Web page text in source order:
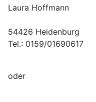
Laura Hoffmann
54426 Heidenburg
Tel.: 0159/01690617
oder